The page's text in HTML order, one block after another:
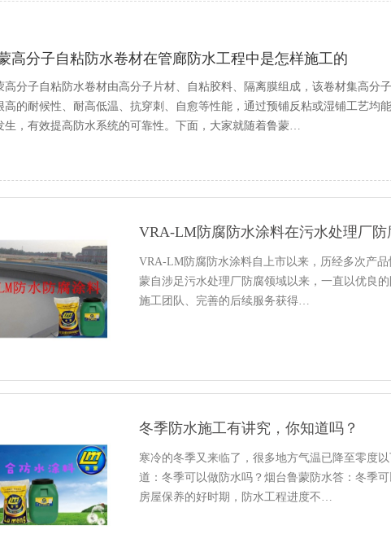
高分子自粘防水卷材在管廊防水工程中是怎样施工的
高分子自粘防水卷材由高分子片材、自粘胶料、隔离膜组成，该卷材集高分
高的耐候性、耐高低温、抗穿刺、自愈等性能，通过预铺反粘或湿铺工艺均
生，有效提高防水系统的可靠性。下面，大家就随着鲁蒙…
VRA-LM防腐防水涂料在污水处理厂
VRA-LM防腐防水涂料自上市以来，历经多次产
蒙自涉足污水处理厂防腐领域以来，一直以优良
施工团队、完善的后续服务获得…
冬季防水施工有讲究，你知道吗？
寒冷的冬季又来临了，很多地方气温已降至零度
道：冬季可以做防水吗？烟台鲁蒙防水答：冬季
房屋保养的好时期，防水工程进度不…